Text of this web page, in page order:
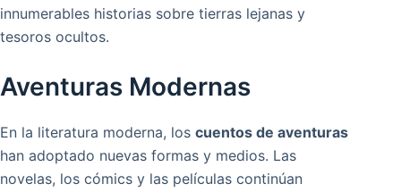
innumerables historias sobre tierras lejanas y
tesoros ocultos.
Aventuras Modernas
En la literatura moderna, los cuentos de aventuras
han adoptado nuevas formas y medios. Las
novelas, los cómics y las películas continúan